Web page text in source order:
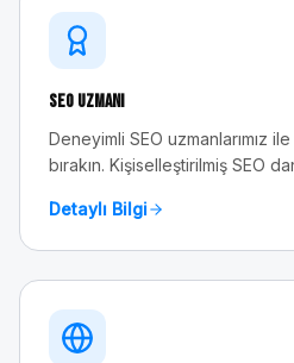
SEO Uzmanı
Deneyimli SEO uzmanlarımız
bırakın. Kişiselleştirilmiş SEO
Detaylı Bilgi